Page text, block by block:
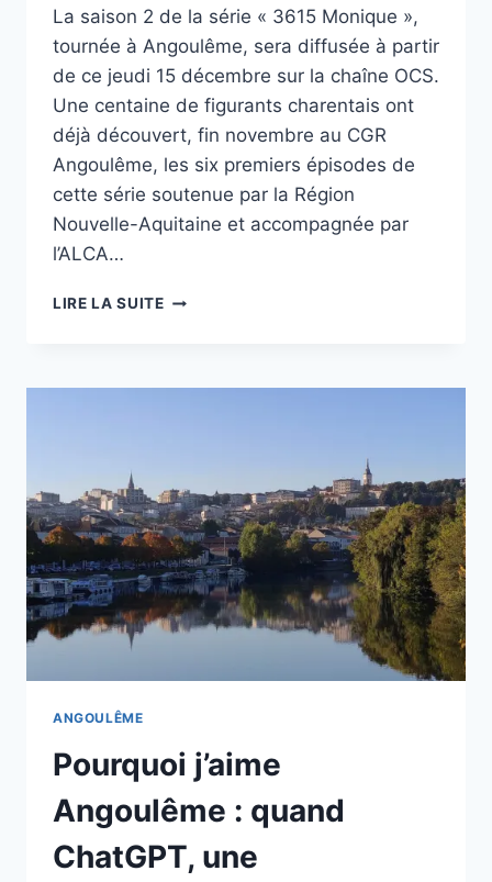
La saison 2 de la série « 3615 Monique »,
tournée à Angoulême, sera diffusée à partir
de ce jeudi 15 décembre sur la chaîne OCS.
Une centaine de figurants charentais ont
déjà découvert, fin novembre au CGR
Angoulême, les six premiers épisodes de
cette série soutenue par la Région
Nouvelle-Aquitaine et accompagnée par
l’ALCA…
LIRE LA SUITE«
LE
RETOUR
CE
JEUDI
15
DÉCEMBRE
SUR
ANGOULÊME
Pourquoi j’aime
Angoulême : quand
ChatGPT, une